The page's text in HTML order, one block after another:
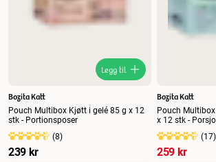
Legg til
Bozita Katt
Pouch Multibox Kjøtt i gelé 85 g x 12
stk - Portionsposer
(8)
239 kr
Bozita Katt
Pouch
x 12 stk -
(17)
259 kr